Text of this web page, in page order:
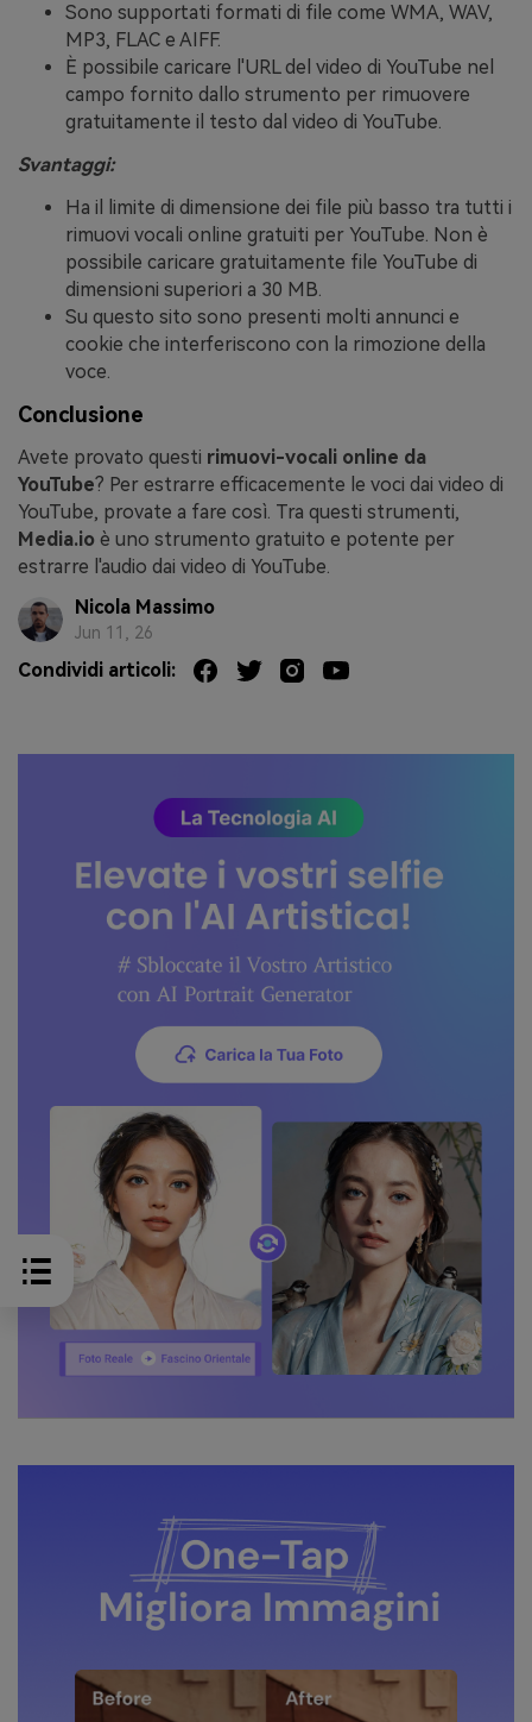
Sono supportati formati di file come WMA, WAV,
MP3, FLAC e AIFF.
È possibile caricare l'URL del video di YouTube nel
campo fornito dallo strumento per rimuovere
gratuitamente il testo dal video di YouTube.
Svantaggi:
Ha il limite di dimensione dei file più basso tra tutti i
rimuovi vocali online gratuiti per YouTube. Non è
possibile caricare gratuitamente file YouTube di
dimensioni superiori a 30 MB.
Su questo sito sono presenti molti annunci e
cookie che interferiscono con la rimozione della
voce.
Conclusione
Avete provato questi rimuovi-vocali online da
YouTube? Per estrarre efficacemente le voci dai video di
YouTube, provate a fare così. Tra questi strumenti,
Media.io è uno strumento gratuito e potente per
estrarre l'audio dai video di YouTube.
Nicola Massimo
Jun 11, 26
Condividi articoli: